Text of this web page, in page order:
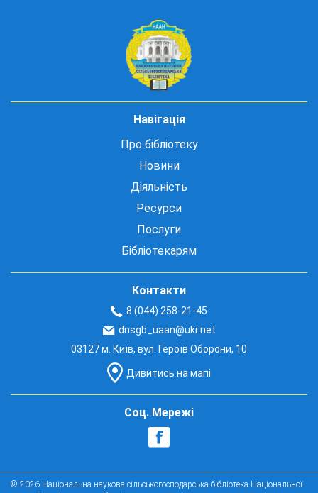
Навігація
Про бібліотеку
Новини
Діяльність
Ресурси
Послуги
Бібліотекарям
Контакти
8 (044) 258-21-45
dnsgb_uaan@ukr.net
03127 м. Київ, вул. Героїв Оборони, 10
Дивитись на мапі
Соц. Мережі
© 2026 Національна наукова сільськогосподарська бібліотека Національної